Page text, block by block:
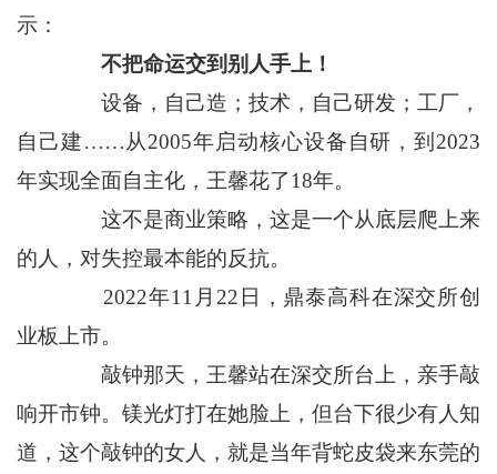
示：
不把命运交到别人手上！
设备，自己造；技术，自己研发；工厂，
自己建……从2005年启动核心设备自研，到2023
年实现全面自主化，王馨花了18年。
这不是商业策略，这是一个从底层爬上来
的人，对失控最本能的反抗。
2022年11月22日，鼎泰高科在深交所创
业板上市。
敲钟那天，王馨站在深交所台上，亲手敲
响开市钟。镁光灯打在她脸上，但台下很少有人知
道，这个敲钟的女人，就是当年背蛇皮袋来东莞的